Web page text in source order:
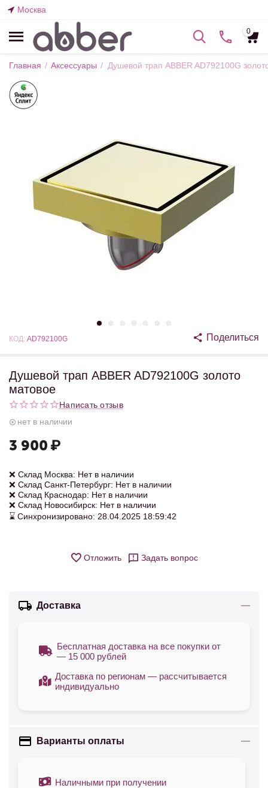
Москва
0
Главная / Аксессуары / Душевой трап ABBER AD792100G
КОД: AD792100G Поделиться
Душевой трап ABBER AD792100G золото
матовое
Написать отзыв
нет в наличии
3 900 ₽
❌ Склад Москва: Нет в наличии
❌ Склад Санкт-Петербург: Нет в наличии
❌ Склад Краснодар: Нет в наличии
❌ Склад Новосибирск: Нет в наличии
⌛ Синхронизировано: 28.04.2025 18:59:42
Отложить Задать вопрос
Доставка
Бесплатная доставка на все покупки от
— 15 000 рублей
Доставка по регионам — рассчитывается
индивидуально
Варианты оплаты
Наличными при получении